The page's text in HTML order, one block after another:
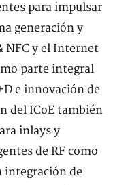
para impulsar
generación y
NFC y el Internet
parte integral
e innovación de
del ICoE también
inlays y
de RF como
integración de